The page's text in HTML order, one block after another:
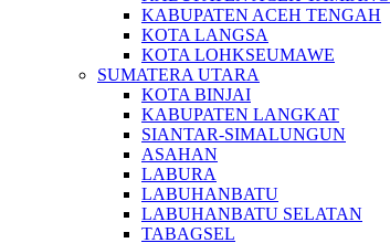
KABUPATEN ACEH TENGAH
KOTA LANGSA
KOTA LOHKSEUMAWE
SUMATERA UTARA
KOTA BINJAI
KABUPATEN LANGKAT
SIANTAR-SIMALUNGUN
ASAHAN
LABURA
LABUHANBATU
LABUHANBATU SELATAN
TABAGSEL